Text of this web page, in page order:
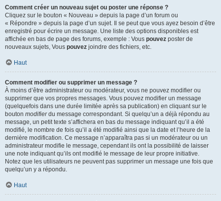
Comment créer un nouveau sujet ou poster une réponse ?
Cliquez sur le bouton « Nouveau » depuis la page d’un forum ou
« Répondre » depuis la page d’un sujet. Il se peut que vous ayez besoin d’être
enregistré pour écrire un message. Une liste des options disponibles est
affichée en bas de page des forums, exemple : Vous pouvez poster de
nouveaux sujets, Vous pouvez joindre des fichiers, etc.
Haut
Comment modifier ou supprimer un message ?
À moins d’être administrateur ou modérateur, vous ne pouvez modifier ou
supprimer que vos propres messages. Vous pouvez modifier un message
(quelquefois dans une durée limitée après sa publication) en cliquant sur le
bouton modifierdu message correspondant. Si quelqu’un a déjà répondu au
message, un petit texte s’affichera en bas du message indiquant qu’il a été
modifié, le nombre de fois qu’il a été modifié ainsi que la date et l’heure de la
dernière modification. Ce message n’apparaîtra pas si un modérateur ou un
administrateur modifie le message, cependant ils ont la possibilité de laisser
une note indiquant qu’ils ont modifié le message de leur propre initiative.
Notez que les utilisateurs ne peuvent pas supprimer un message une fois que
quelqu’un y a répondu.
Haut